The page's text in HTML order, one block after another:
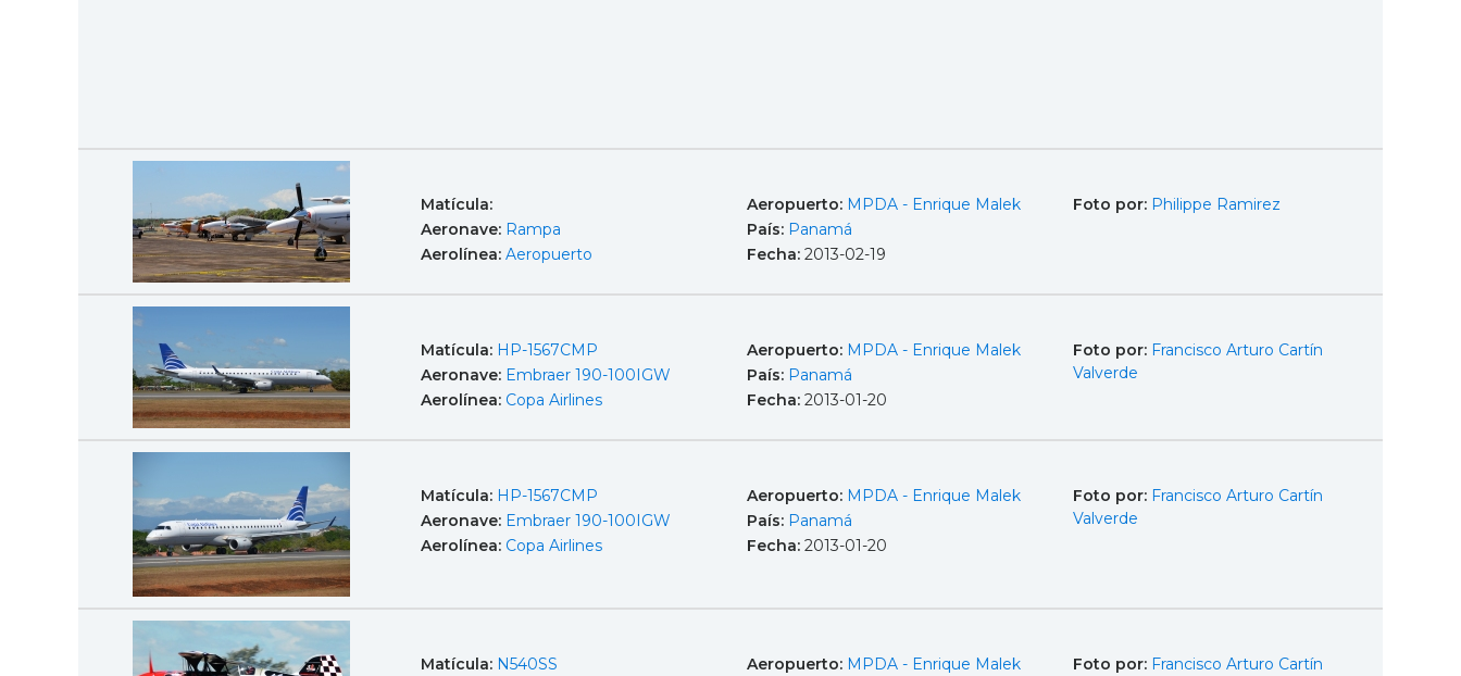
Matícula:
Aeronave: Rampa
Aerolínea: Aeropuerto
Aeropuerto: MPDA - Enrique Malek
País: Panamá
Fecha: 2013-02-19
Foto por: Philippe Ramirez
Matícula: HP-1567CMP
Aeronave: Embraer 190-100IGW
Aerolínea: Copa Airlines
Aeropuerto: MPDA - Enrique Malek
País: Panamá
Fecha: 2013-01-20
Foto por: Francisco Arturo Cartín
Valverde
Matícula: HP-1567CMP
Aeronave: Embraer 190-100IGW
Aerolínea: Copa Airlines
Aeropuerto: MPDA - Enrique Malek
País: Panamá
Fecha: 2013-01-20
Foto por: Francisco Arturo Cartín
Valverde
Matícula: N540SS
Aeropuerto: MPDA - Enrique Malek
Foto por: Francisco Arturo Cartín